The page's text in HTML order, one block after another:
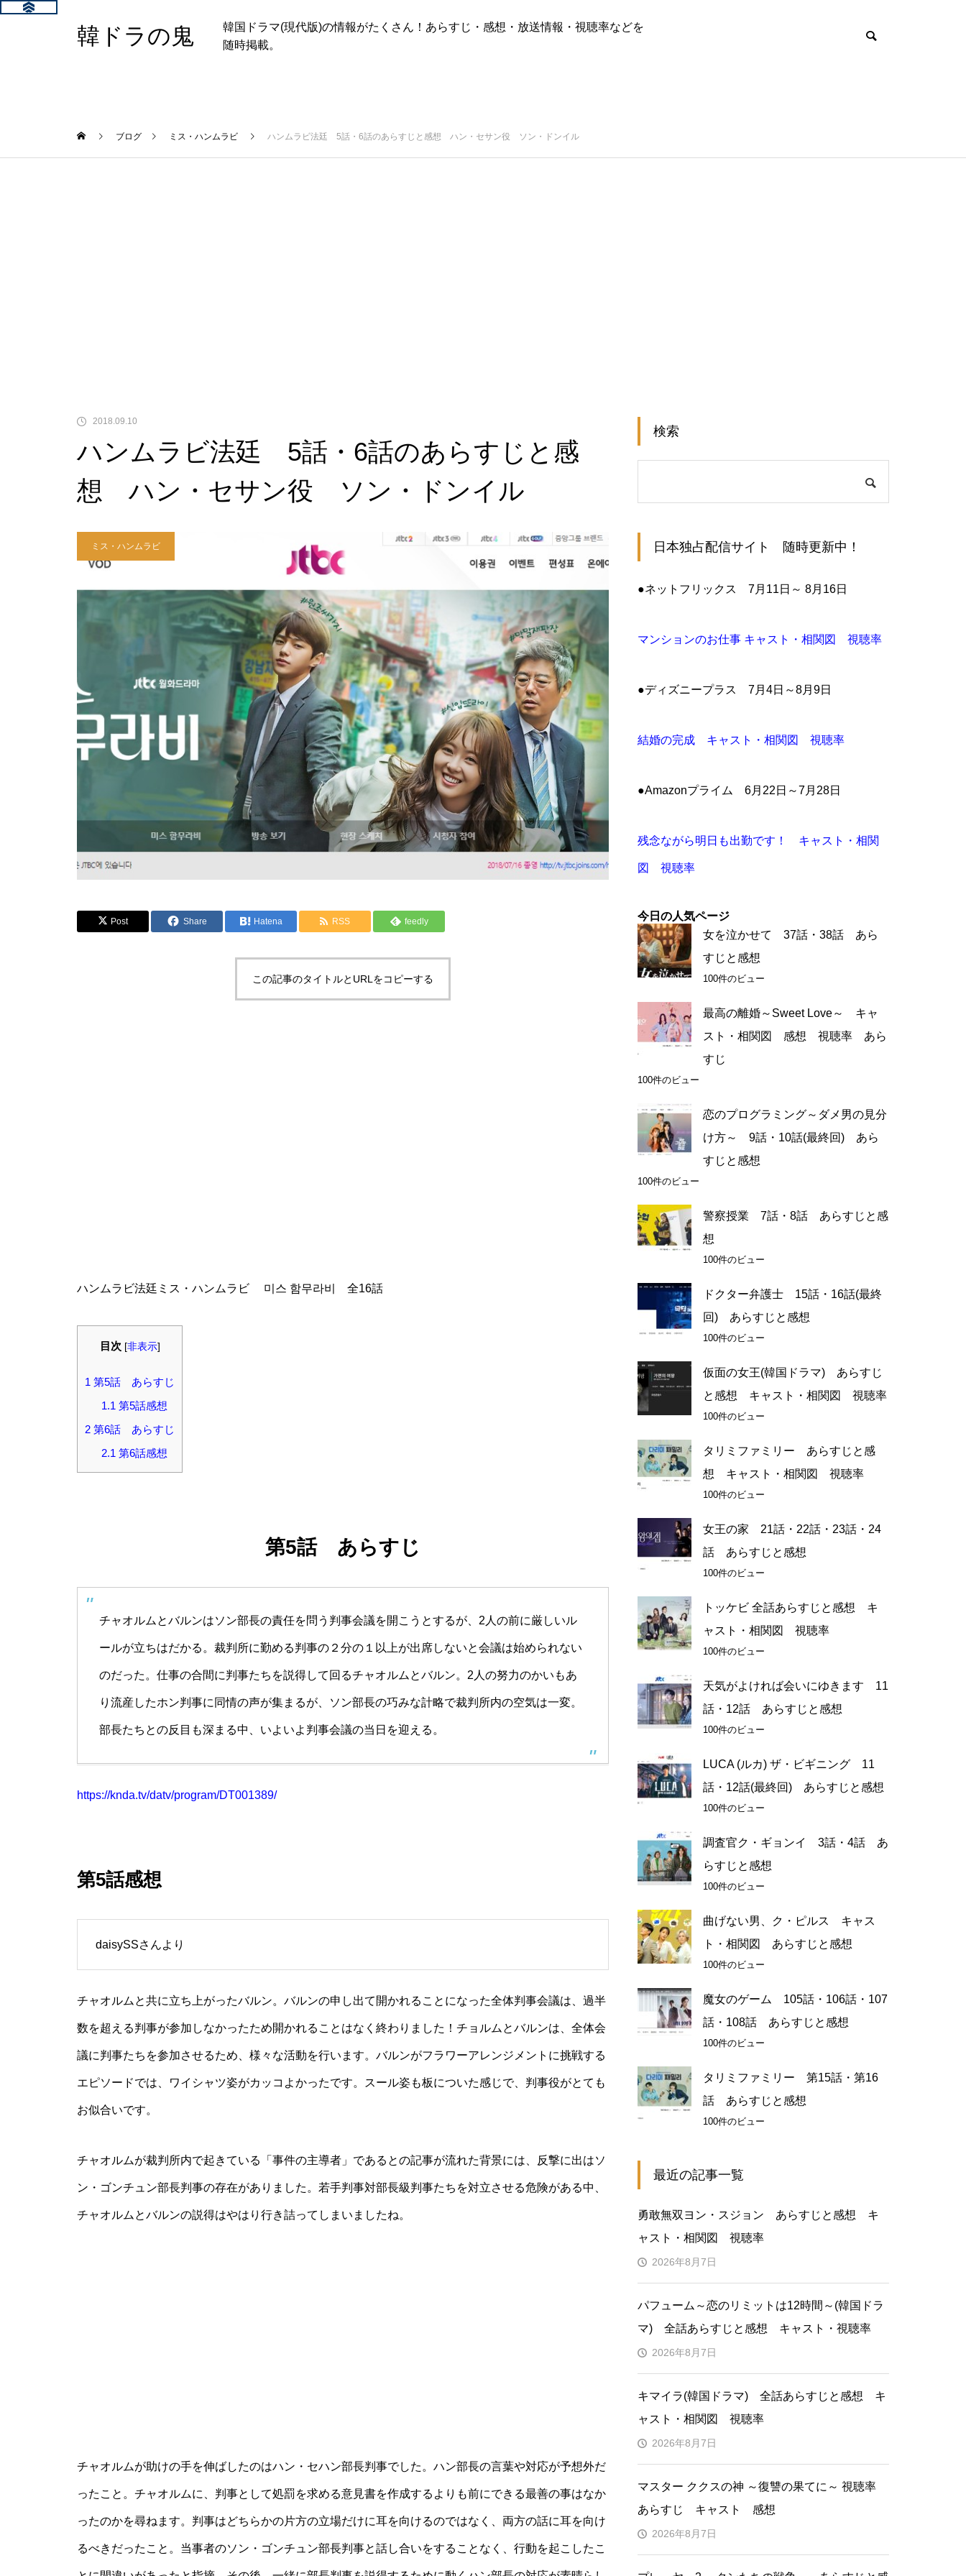
韓ドラの鬼
韓国ドラマ(現代版)の情報がたくさん！あらすじ・感想・放送情報・視聴率などを
随時掲載。
ブログ ミス・ハンムラビ ハンムラビ法廷 5話・6話のあらすじと感想 ハン・セサン役 ソン・ドンイル
2018.09.10
ハンムラビ法廷 5話・6話のあらすじと感
想 ハン・セサン役 ソン・ドンイル
ミス・ハンムラビ
Post Share Hatena RSS feedly
この記事のタイトルとURLをコピーする
ハンムラビ法廷ミス・ハンムラビ 미스 함무라비 全16話
目次 [非表示]
1 第5話 あらすじ
1.1 第5話感想
2 第6話 あらすじ
2.1 第6話感想
第5話 あらすじ
チャオルムとバルンはソン部長の責任を問う判事会議を開こうとするが、2人の前に厳しいル
ールが立ちはだかる。裁判所に勤める判事の２分の１以上が出席しないと会議は始められない
のだった。仕事の合間に判事たちを説得して回るチャオルムとバルン。2人の努力のかいもあ
り流産したホン判事に同情の声が集まるが、ソン部長の巧みな計略で裁判所内の空気は一変。
部長たちとの反目も深まる中、いよいよ判事会議の当日を迎える。
https://knda.tv/datv/program/DT001389/
第5話感想
daisySSさんより
チャオルムと共に立ち上がったバルン。バルンの申し出て開かれることになった全体判事会議は、過半
数を超える判事が参加しなかったため開かれることはなく終わりました！チョルムとバルンは、全体会
議に判事たちを参加させるため、様々な活動を行います。バルンがフラワーアレンジメントに挑戦する
エピソードでは、ワイシャツ姿がカッコよかったです。スール姿も板についた感じで、判事役がとても
お似合いです。
チャオルムが裁判所内で起きている「事件の主導者」であるとの記事が流れた背景には、反撃に出はソ
ン・ゴンチュン部長判事の存在がありました。若手判事対部長級判事たちを対立させる危険がある中、
チャオルムとバルンの説得はやはり行き詰ってしまいましたね。
チャオルムが助けの手を伸ばしたのはハン・セハン部長判事でした。ハン部長の言葉や対応が予想外だ
ったこと。チャオルムに、判事として処罰を求める意見書を作成するよりも前にできる最善の事はなか
ったのかを尋ねます。判事はどちらかの片方の立場だけに耳を向けるのではなく、両方の話に耳を向け
るべきだったこと。当事者のソン・ゴンチュン部長判事と話し合いをすることなく、行動を起こしたこ
検索
日本独占配信サイト 随時更新中！
●ネットフリックス 7月11日～ 8月16日
マンションのお仕事 キャスト・相関図 視聴率
●ディズニープラス 7月4日～8月9日
結婚の完成 キャスト・相関図 視聴率
●Amazonプライム 6月22日～7月28日
残念ながら明日も出勤です！ キャスト・相関
図 視聴率
今日の人気ページ
女を泣かせて 37話・38話 あら
すじと感想
100件のビュー
最高の離婚～Sweet Love～ キャ
スト・相関図 感想 視聴率 あら
すじ
100件のビュー
恋のプログラミング～ダメ男の見分
け方～ 9話・10話(最終回) あら
すじと感想
100件のビュー
警察授業 7話・8話 あらすじと感
想
100件のビュー
ドクター弁護士 15話・16話(最終
回) あらすじと感想
100件のビュー
仮面の女王(韓国ドラマ) あらすじ
と感想 キャスト・相関図 視聴率
100件のビュー
タリミファミリー あらすじと感
想 キャスト・相関図 視聴率
100件のビュー
女王の家 21話・22話・23話・24
話 あらすじと感想
100件のビュー
トッケビ 全話あらすじと感想 キ
ャスト・相関図 視聴率
100件のビュー
天気がよければ会いにゆきます 11
話・12話 あらすじと感想
100件のビュー
LUCA (ルカ) ザ・ビギニング 11
話・12話(最終回) あらすじと感想
100件のビュー
調査官ク・ギョンイ 3話・4話 あ
らすじと感想
100件のビュー
曲げない男、ク・ピルス キャス
ト・相関図 あらすじと感想
100件のビュー
魔女のゲーム 105話・106話・107
話・108話 あらすじと感想
100件のビュー
タリミファミリー 第15話・第16
話 あらすじと感想
100件のビュー
最近の記事一覧
勇敢無双ヨン・スジョン あらすじと感想 キ
ャスト・相関図 視聴率
2026年8月7日
パフューム～恋のリミットは12時間～(韓国ドラ
マ) 全話あらすじと感想 キャスト・視聴率
2026年8月7日
キマイラ(韓国ドラマ) 全話あらすじと感想 キ
ャスト・相関図 視聴率
2026年8月7日
マスター ククスの神 ～復讐の果てに～ 視聴率
あらすじ キャスト 感想
2026年8月7日